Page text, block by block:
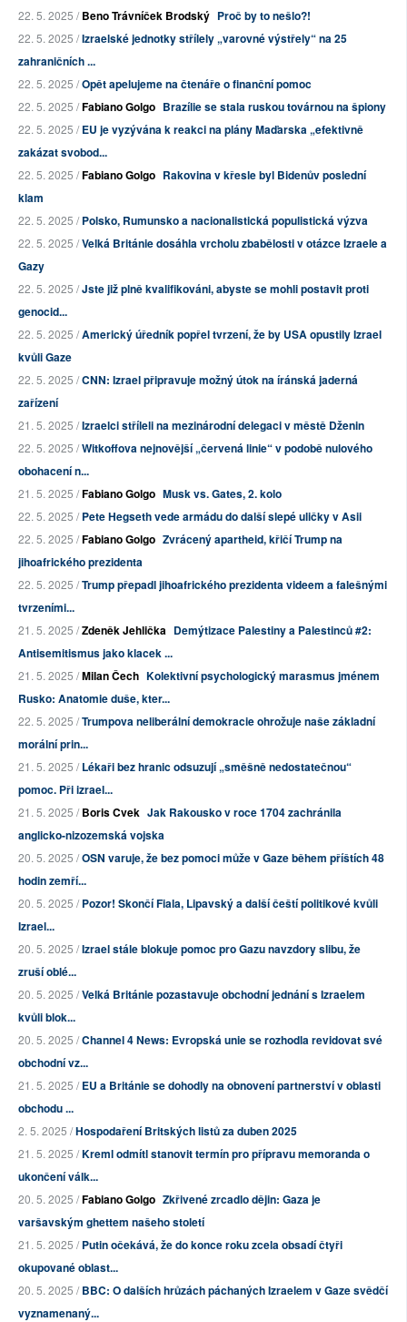
22. 5. 2025 /Beno Trávníček Brodský Proč by to nešlo?!
22. 5. 2025 /Izraelské jednotky střílely „varovné výstřely“ na 25
zahraničních ...
22. 5. 2025 /Opět apelujeme na čtenáře o finanční pomoc
22. 5. 2025 /Fabiano Golgo Brazílie se stala ruskou továrnou na špiony
22. 5. 2025 /EU je vyzývána k reakci na plány Maďarska „efektivně
zakázat svobod...
22. 5. 2025 /Fabiano Golgo Rakovina v křesle byl Bidenův poslední
klam
22. 5. 2025 /Polsko, Rumunsko a nacionalistická populistická výzva
22. 5. 2025 /Velká Británie dosáhla vrcholu zbabělosti v otázce Izraele a
Gazy
22. 5. 2025 /Jste již plně kvalifikováni, abyste se mohli postavit proti
genocid...
22. 5. 2025 /Americký úředník popřel tvrzení, že by USA opustily Izrael
kvůli Gaze
22. 5. 2025 /CNN: Izrael připravuje možný útok na íránská jaderná
zařízení
21. 5. 2025 /Izraelci stříleli na mezinárodní delegaci v městě Dženin
22. 5. 2025 /Witkoffova nejnovější „červená linie“ v podobě nulového
obohacení n...
21. 5. 2025 /Fabiano Golgo Musk vs. Gates, 2. kolo
22. 5. 2025 /Pete Hegseth vede armádu do další slepé uličky v Asii
22. 5. 2025 /Fabiano Golgo Zvrácený apartheid, křičí Trump na
jihoafrického prezidenta
22. 5. 2025 /Trump přepadl jihoafrického prezidenta videem a falešnými
tvrzeními...
21. 5. 2025 /Zdeněk Jehlička Demýtizace Palestiny a Palestinců #2:
Antisemitismus jako klacek ...
21. 5. 2025 /Milan Čech Kolektivní psychologický marasmus jménem
Rusko: Anatomie duše, kter...
22. 5. 2025 /Trumpova neliberální demokracie ohrožuje naše základní
morální prin...
21. 5. 2025 /Lékaři bez hranic odsuzují „směšně nedostatečnou“
pomoc. Při izrael...
21. 5. 2025 /Boris Cvek Jak Rakousko v roce 1704 zachránila
anglicko-nizozemská vojska
20. 5. 2025 /OSN varuje, že bez pomoci může v Gaze během příštích 48
hodin zemří...
20. 5. 2025 /Pozor! Skončí Fiala, Lipavský a další čeští politikové kvůli
Izrael...
20. 5. 2025 /Izrael stále blokuje pomoc pro Gazu navzdory slibu, že
zruší oblé...
20. 5. 2025 /Velká Británie pozastavuje obchodní jednání s Izraelem
kvůli blok...
20. 5. 2025 /Channel 4 News: Evropská unie se rozhodla revidovat své
obchodní vz...
21. 5. 2025 /EU a Británie se dohodly na obnovení partnerství v oblasti
obchodu ...
2. 5. 2025 /Hospodaření Britských listů za duben 2025
21. 5. 2025 /Kreml odmítl stanovit termín pro přípravu memoranda o
ukončení válk...
20. 5. 2025 /Fabiano Golgo Zkřivené zrcadlo dějin: Gaza je
varšavským ghettem našeho století
21. 5. 2025 /Putin očekává, že do konce roku zcela obsadí čtyři
okupované oblast...
20. 5. 2025 /BBC: O dalších hrůzách páchaných Izraelem v Gaze svědčí
vyznamenaný...